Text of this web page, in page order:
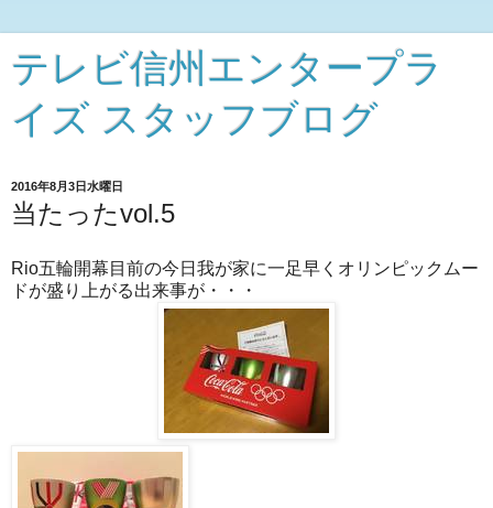
テレビ信州エンタープラ
イズ スタッフブログ
2016年8月3日水曜日
当たったvol.5
Rio五輪開幕目前の今日我が家に一足早くオリンピックムー
ドが盛り上がる出来事が・・・